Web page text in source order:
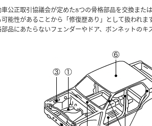
車公正取引協議会が定めた8つの骨格部品を交換また
可能性があることから「修復歴あり」として扱われま
部品にあたらないフェンダーやドア、ボンネットの